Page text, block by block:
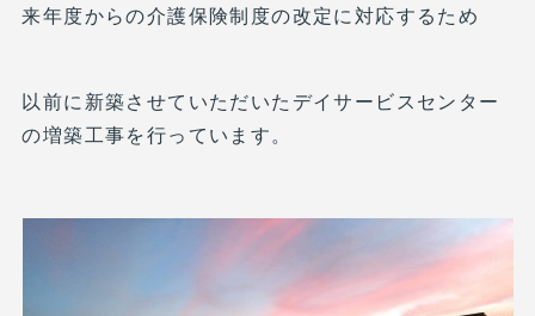
来年度からの介護保険制度の改定に対応するため
以前に新築させていただいたデイサービスセンター
の増築工事を行っています。